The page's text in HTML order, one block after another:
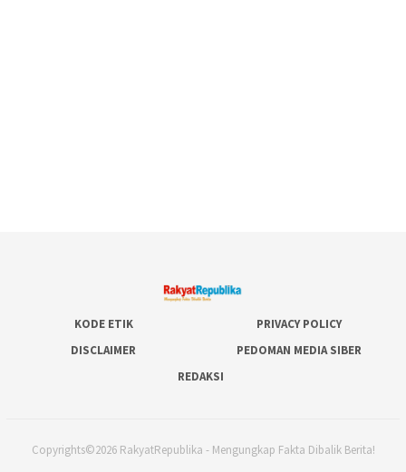
KODE ETIK
PRIVACY POLICY
DISCLAIMER
PEDOMAN MEDIA SIBER
REDAKSI
Copyrights©2026 RakyatRepublika - Mengungkap Fakta Dibalik Berita!